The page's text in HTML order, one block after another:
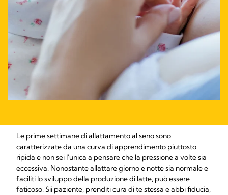
Le prime settimane di allattamento al seno sono
caratterizzate da una curva di apprendimento piuttosto
ripida e non sei l'unica a pensare che la pressione a volte sia
eccessiva. Nonostante allattare giorno e notte sia normale e
faciliti lo sviluppo della produzione di latte, può essere
faticoso. Sii paziente, prenditi cura di te stessa e abbi fiducia,